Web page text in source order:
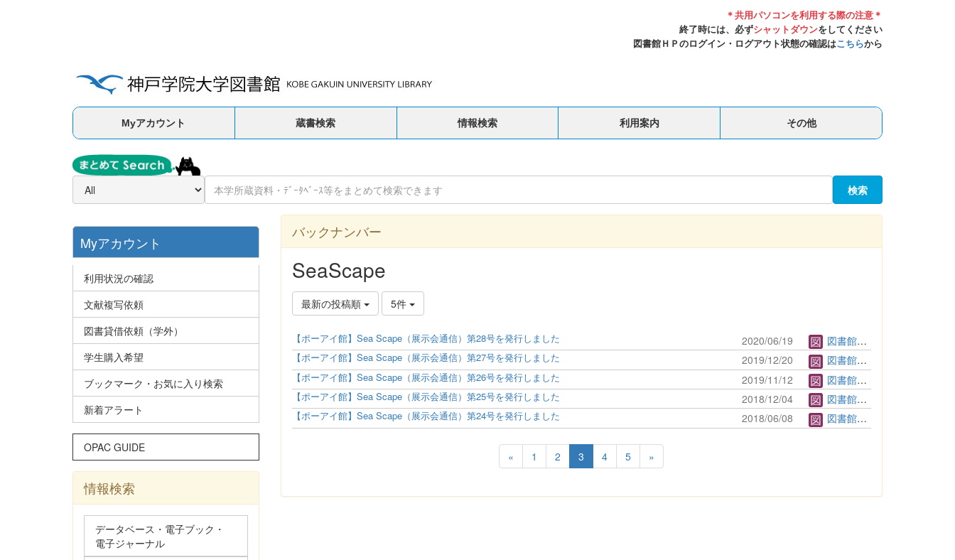
＊共用パソコンを利用する際の注意＊
終了時には、必ずシャットダウンをしてください
図書館ＨＰのログイン・ログアウト状態の確認はこちらから
Myアカウント 蔵書検索 情報検索 利用案内 その他
検索
バックナンバー
SeaScape
最新の投稿順 5件
【ポーアイ館】Sea Scape（展示会通信）第28号を発行しました 2020/06/19 図書館管理者
【ポーアイ館】Sea Scape（展示会通信）第27号を発行しました 2019/12/20 図書館管理者
【ポーアイ館】Sea Scape（展示会通信）第26号を発行しました 2019/11/12 図書館管理者
【ポーアイ館】Sea Scape（展示会通信）第25号を発行しました 2018/12/04 図書館管理者
【ポーアイ館】Sea Scape（展示会通信）第24号を発行しました 2018/06/08 図書館管理者
« 1 2 3 4 5 »
Myアカウント
利用状況の確認
文献複写依頼
図書貸借依頼（学外）
学生購入希望
ブックマーク・お気に入り検索
新着アラート
OPAC GUIDE
情報検索
データベース・電子ブック・
電子ジャーナル